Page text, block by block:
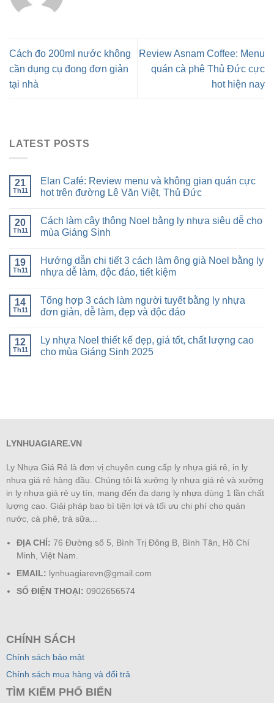
Cách đo 200ml nước không
cần dụng cụ đong đơn giản
tại nhà
Review Asnam Coffee: Menu
quán cà phê Thủ Đức cực
hot hiện nay
LATEST POSTS
21
Th11
Elan Café: Review menu và không gian quán cực
hot trên đường Lê Văn Việt, Thủ Đức
20
Th11
Cách làm cây thông Noel bằng ly nhựa siêu dễ cho
mùa Giáng Sinh
19
Th11
Hướng dẫn chi tiết 3 cách làm ông già Noel bằng ly
nhựa dễ làm, độc đáo, tiết kiệm
14
Th11
Tổng hợp 3 cách làm người tuyết bằng ly nhựa
đơn giản, dễ làm, đẹp và độc đáo
12
Th11
Ly nhựa Noel thiết kế đẹp, giá tốt, chất lượng cao
cho mùa Giáng Sinh 2025
LYNHUAGIARE.VN
Ly Nhựa Giá Rẻ là đơn vị chuyên cung cấp ly nhựa giá rẻ, in ly
nhựa giá rẻ hàng đầu. Chúng tôi là xưởng ly nhựa giá rẻ và xưởng
in ly nhựa giá rẻ uy tín, mang đến đa dạng ly nhựa dùng 1 lần chất
lượng cao. Giải pháp bao bì tiện lợi và tối ưu chi phí cho quán
nước, cà phê, trà sữa...
ĐỊA CHỈ: 76 Đường số 5, Bình Trị Đông B, Bình Tân, Hồ Chí
Minh, Việt Nam.
EMAIL: lynhuagiarevn@gmail.com
SỐ ĐIỆN THOẠI:0902656574
CHÍNH SÁCH
Chính sách bảo mật
Chính sách mua hàng và đổi trả
TÌM KIẾM PHỔ BIẾN